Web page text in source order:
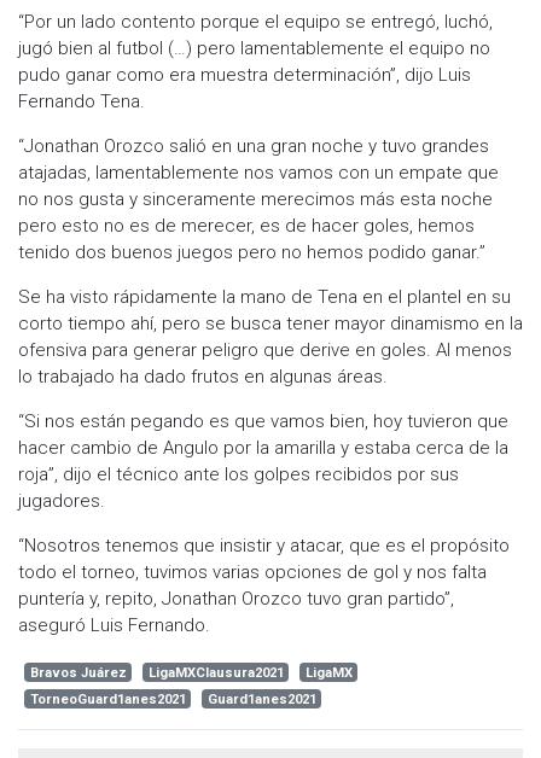
“Por un lado contento porque el equipo se entregó, luchó,
jugó bien al futbol (…) pero lamentablemente el equipo no
pudo ganar como era muestra determinación”, dijo Luis
Fernando Tena.
“Jonathan Orozco salió en una gran noche y tuvo grandes
atajadas, lamentablemente nos vamos con un empate que
no nos gusta y sinceramente merecimos más esta noche
pero esto no es de merecer, es de hacer goles, hemos
tenido dos buenos juegos pero no hemos podido ganar.”
Se ha visto rápidamente la mano de Tena en el plantel en su
corto tiempo ahí, pero se busca tener mayor dinamismo en la
ofensiva para generar peligro que derive en goles. Al menos
lo trabajado ha dado frutos en algunas áreas.
“Si nos están pegando es que vamos bien, hoy tuvieron que
hacer cambio de Angulo por la amarilla y estaba cerca de la
roja”, dijo el técnico ante los golpes recibidos por sus
jugadores.
“Nosotros tenemos que insistir y atacar, que es el propósito
todo el torneo, tuvimos varias opciones de gol y nos falta
puntería y, repito, Jonathan Orozco tuvo gran partido”,
aseguró Luis Fernando.
Bravos Juárez LigaMXClausura2021
LigaMX
TorneoGuard1anes2021
Guard1anes2021